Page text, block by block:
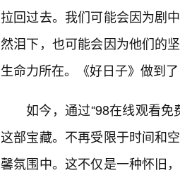
拉回过去。我们可能会因为剧
然泪下，也可能会因为他们的
生命力所在。《好日子》做到
如今，通过“98在线观看
这部宝藏。不再受限于时间和
馨氛围中。这不仅是一种怀旧